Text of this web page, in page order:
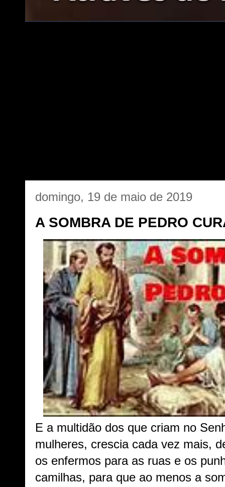
domingo, 19 de maio de 2019
A SOMBRA DE PEDRO
E a multidão dos que criam no
mulheres, crescia cada vez mais,
os enfermos para as ruas e os
camilhas, para que ao menos a